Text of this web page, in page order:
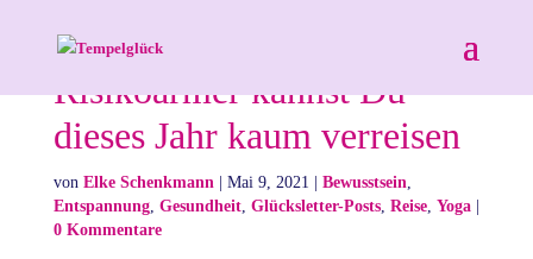
Risikoärmer kannst Du
dieses Jahr kaum verreisen
von Elke Schenkmann| Mai 9, 2021 Bewusstsein,
Entspannung, Gesundheit, Glücksletter-Posts, Reise, Yoga|
0 Kommentare